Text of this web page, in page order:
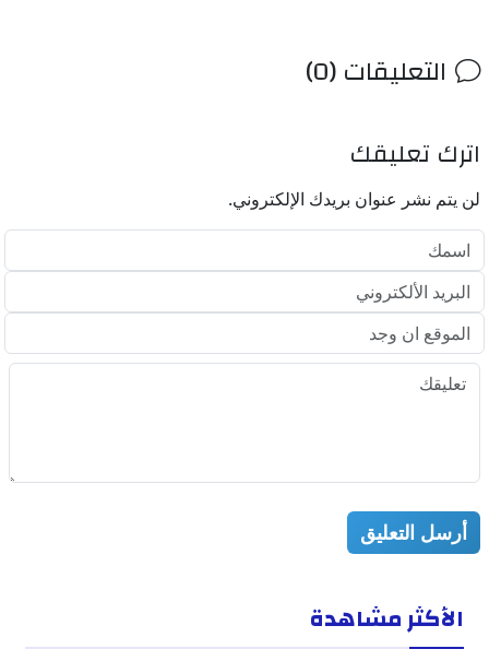
التعليقات (0)
اترك تعليقك
لن يتم نشر عنوان بريدك الإلكتروني.
أرسل التعليق
الأكثر مشاهدة